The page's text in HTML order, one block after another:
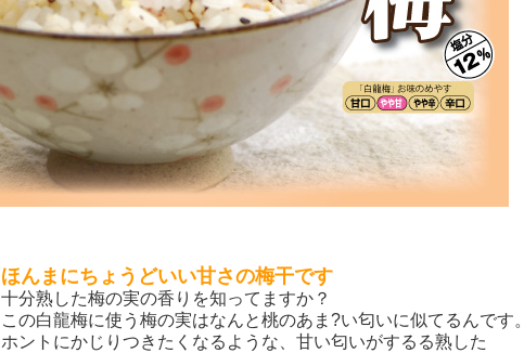
ほんまにちょうどいい甘さの梅干です
十分熟した梅の実の香りを知ってますか？
この白龍梅に使う梅の実はなんと桃のあま?い匂いに似てるんです。
ホントにかじりつきたくなるような、甘い匂いがするる熟した